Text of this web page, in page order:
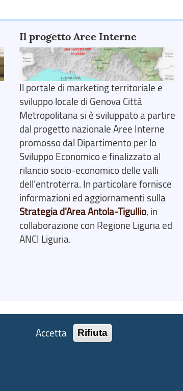
Il progetto Aree Interne
Il portale di marketing territoriale e
sviluppo locale di Genova Città
Metropolitana si è sviluppato a partire
dal progetto nazionale Aree Interne
promosso dal Dipartimento per lo
Sviluppo Economico e finalizzato al
rilancio socio-economico delle valli
dell’entroterra. In particolare fornisce
informazioni ed aggiornamenti sulla
Strategia d'Area Antola-Tigullio, in
collaborazione con Regione Liguria ed
ANCI Liguria.
Accetta Rifiuta